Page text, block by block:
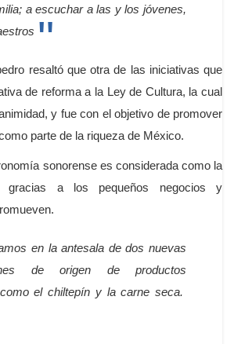
a escuchar a las y los jóvenes,
resaltó que otra de las iniciativas que
de reforma a la Ley de Cultura, la cual
y fue con el objetivo de promover
parte de la riqueza de México.
sonorense es considerada como la
gracias a los pequeños negocios y
en la antesala de dos nuevas
de origen de productos
el chiltepín y la carne seca.